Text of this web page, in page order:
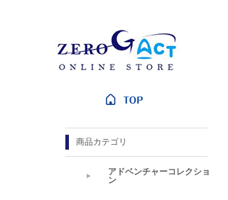
商品カテゴリ
アドベンチャーコレクショ
ン